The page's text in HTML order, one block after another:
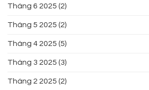
Tháng 6 2025 (2)
Tháng 5 2025 (2)
Tháng 4 2025 (5)
Tháng 3 2025 (3)
Tháng 2 2025 (2)